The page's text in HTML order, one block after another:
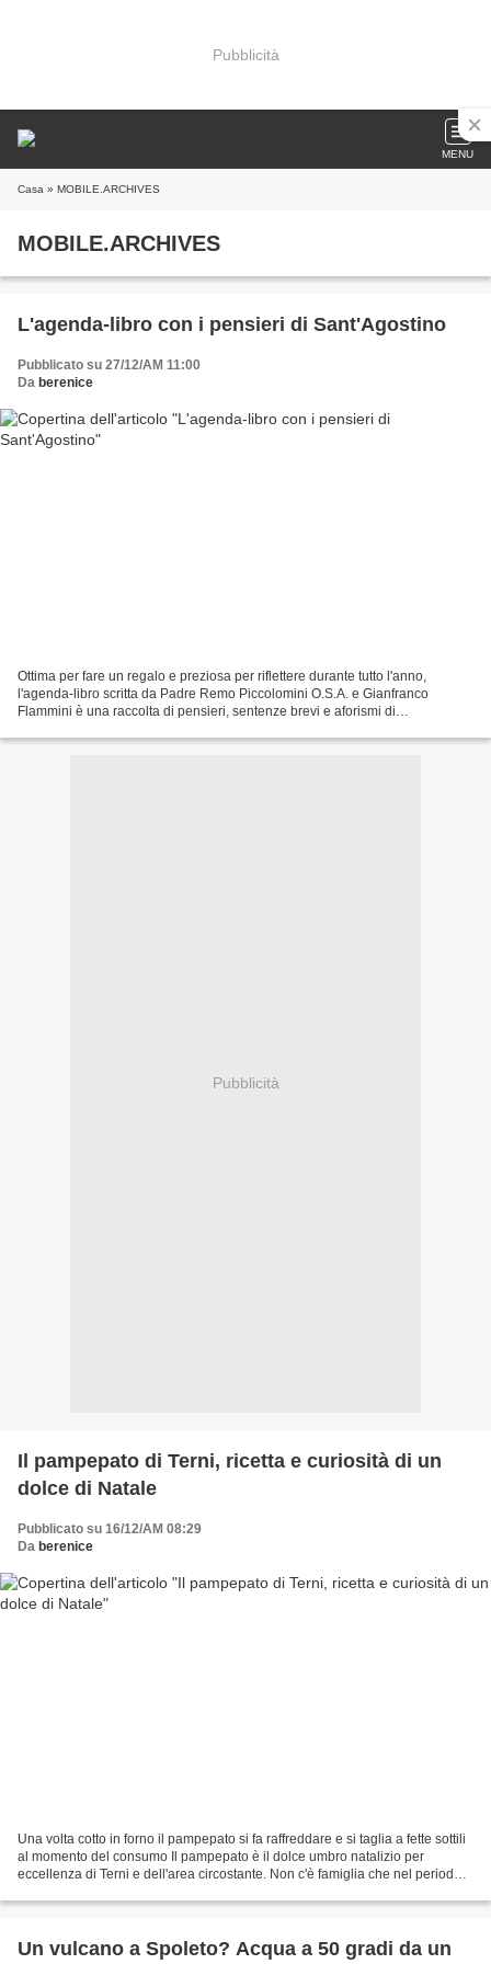
Pubblicità
MENU
Casa » MOBILE.ARCHIVES
MOBILE.ARCHIVES
L'agenda-libro con i pensieri di Sant'Agostino
Pubblicato su 27/12/AM 11:00
Da berenice
Ottima per fare un regalo e preziosa per riflettere durante tutto l'anno,
l'agenda-libro scritta da Padre Remo Piccolomini O.S.A. e Gianfranco
Flammini è una raccolta di pensieri, sentenze brevi e aforismi di
Pubblicità
Il pampepato di Terni, ricetta e curiosità di un
dolce di Natale
Pubblicato su 16/12/AM 08:29
Da berenice
Una volta cotto in forno il pampepato si fa raffreddare e si taglia a fette sottili
al momento del consumo Il pampepato è il dolce umbro natalizio per
eccellenza di Terni e dell'area circostante. Non c'è famiglia che nel periodo
Un vulcano a Spoleto? Acqua a 50 gradi da un